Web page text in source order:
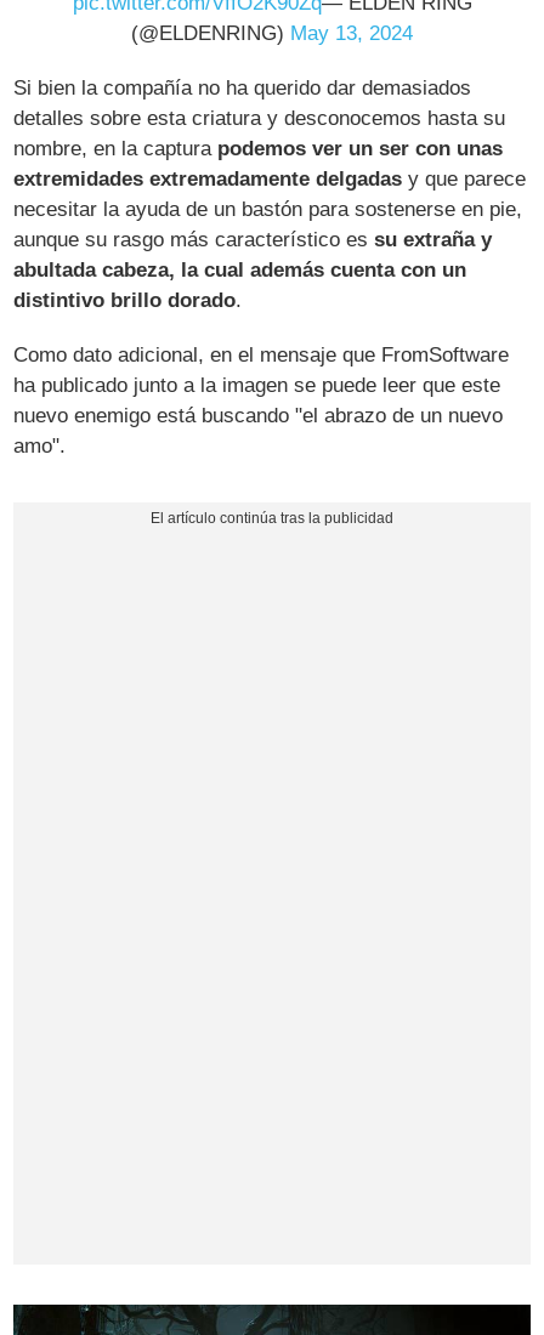
(@ELDENRING) May 13, 2024
Si bien la compañía no ha querido dar demasiados
detalles sobre esta criatura y desconocemos hasta su
nombre, en la captura podemos ver un ser con unas
extremidades extremadamente delgadas y que parece
necesitar la ayuda de un bastón para sostenerse en pie,
aunque su rasgo más característico essu extraña y
abultada cabeza, la cual además cuenta con un
distintivo brillo dorado.
Como dato adicional, en el mensaje que FromSoftware
ha publicado junto a la imagen se puede leer que este
nuevo enemigo está buscando "el abrazo de un nuevo
amo".